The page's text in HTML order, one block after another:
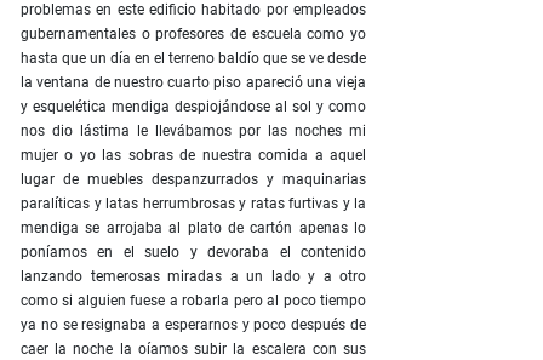
problemas en este edificio habitado por empleados
gubernamentales o profesores de escuela como yo
hasta que un día en el terreno baldío que se ve desde
la ventana de nuestro cuarto piso apareció una vieja
y esquelética mendiga despiojándose al sol y como
nos dio lástima le llevábamos por las noches mi
mujer o yo las sobras de nuestra comida a aquel
lugar de muebles despanzurrados y maquinarias
paralíticas y latas herrumbrosas y ratas furtivas y la
mendiga se arrojaba al plato de cartón apenas lo
poníamos en el suelo y devoraba el contenido
lanzando temerosas miradas a un lado y a otro
como si alguien fuese a robarla pero al poco tiempo
ya no se resignaba a esperarnos y poco después de
caer la noche la oíamos subir la escalera con sus